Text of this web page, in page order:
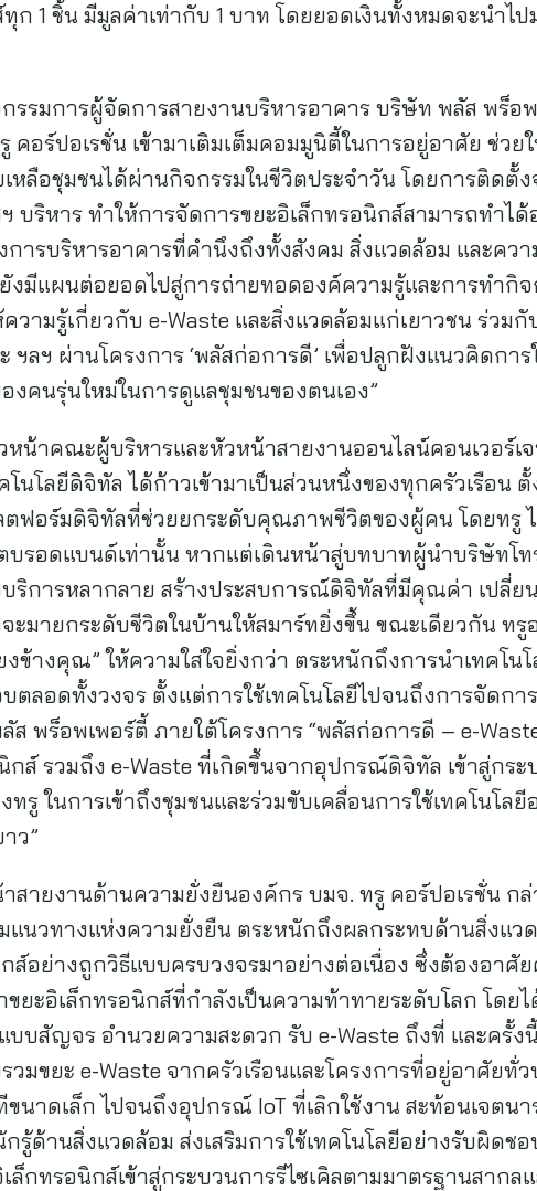
1 ชิ้น มีมูลค่าเท่ากับ 1 บาท โดยยอดเงินทั้งหมดจะนำไป
รมการผู้จัดการสายงานบริหารอาคาร บริษัท พลัส พร็อ
คอร์ปอเรชั่น เข้ามาเติมเต็มคอมมูนิตี้ในการอยู่อาศัย ช่วย
หลือชุมชนได้ผ่านกิจกรรมในชีวิตประจำวัน โดยการติดตั้
บริหาร ทำให้การจัดการขยะอิเล็กทรอนิกส์สามารถทำไ
ารบริหารอาคารที่คำนึงถึงทั้งสังคม สิ่งแวดล้อม และคว
งมีแผนต่อยอดไปสู่การถ่ายทอดองค์ความรู้และการทำกิจ
ามรู้เกี่ยวกับ e-Waste และสิ่งแวดล้อมแก่เยาวชน ร่วมกั
ฯลฯ ผ่านโครงการ ‘พลัสก่อการดี’ เพื่อปลูกฝังแนวคิดกา
คนรุ่นใหม่ในการดูแลชุมชนของตนเอง”
น้าคณะผู้บริหารและหัวหน้าสายงานออนไลน์คอนเวอร์เ
นโลยีดิจิทัล ได้ก้าวเข้ามาเป็นส่วนหนึ่งของทุกครัวเรือน
ฟอร์มดิจิทัลที่ช่วยยกระดับคุณภาพชีวิตของผู้คน โดยทรู ไ
บรอดแบนด์เท่านั้น หากแต่เดินหน้าสู่บทบาทผู้นำบริษัทโ
ริการหลากลาย สร้างประสบการณ์ดิจิทัลที่มีคุณค่า เปลี่ย
มายกระดับชีวิตในบ้านให้สมาร์ทยิ่งขึ้น ขณะเดียวกัน ทรู
ข้างคุณ” ให้ความใส่ใจยิ่งกว่า ตระหนักถึงการนำเทคโน
ลอดทั้งวงจร ตั้งแต่การใช้เทคโนโลยีไปจนถึงการจัดกา
พร็อพเพอร์ตี้ ภายใต้โครงการ “พลัสก่อการดี – e-
ส์ รวมถึง e-Waste ที่เกิดขึ้นจากอุปกรณ์ดิจิทัล เข้าสู่กระ
รู ในการเข้าถึงชุมชนและร่วมขับเคลื่อนการใช้เทคโนโล
ว”
สายงานด้านความยั่งยืนองค์กร บมจ. ทรู คอร์ปอเรชั่น กล่
นวทางแห่งความยั่งยืน ตระหนักถึงผลกระทบด้านสิ่งแว
ส์อย่างถูกวิธีแบบครบวงจรมาอย่างต่อเนื่อง ซึ่งต้องอาศั
ะอิเล็กทรอนิกส์ที่กำลังเป็นความท้าทายระดับโลก โดย
บบสัญจร อำนวยความสะดวก รับ e-Waste ถึงที่ และครั้ง
มขยะ e-Waste จากครัวเรือนและโครงการที่อยู่อาศัยทั่
นาดเล็ก ไปจนถึงอุปกรณ์ IoT ที่เลิกใช้งาน สะท้อนเจตน
รู้ด้านสิ่งแวดล้อม ส่งเสริมการใช้เทคโนโลยีอย่างรับผิดช
กทรอนิกส์เข้าสู่กระบวนการรีไซเคิลตามมาตรฐานสากล